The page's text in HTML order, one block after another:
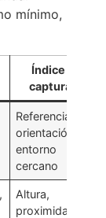
mínimo,
Índice a
capturar
Referencia,
orientación,
entorno
cercano
Altura,
proximidad a